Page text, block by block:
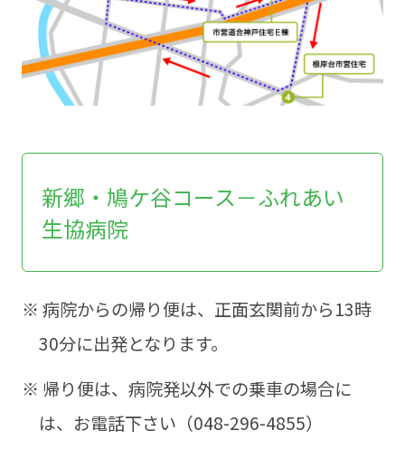
新郷・鳩ケ谷コース－ふれあい
生協病院
※ 病院からの帰り便は、正面玄関前から13時
30分に出発となります。
※ 帰り便は、病院発以外での乗車の場合に
は、お電話下さい（048-296-4855）